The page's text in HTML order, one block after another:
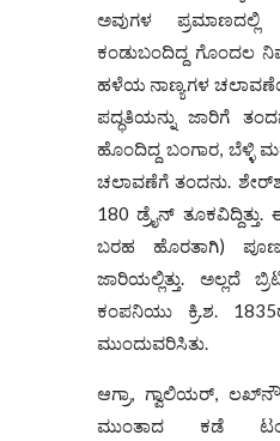
ಅವುಗಳ
ಕಂಡುಬಂದಿದ್ದ ಗೊಂದಲ
ಹಳೆಯ ನಾಣ್ಯಗಳ
ಪದ್ಧತಿಯನ್ನು ಜಾರಿಗೆ
ಹೊಂದಿದ್ದ ಬಂಗಾರ, ಬೆಳ್ಳಿ
ಚಲಾವಣೆಗೆ ತಂದನು.
180 ಡ್ರೈನ್
ಬರಹ ಹೊರತಾಗಿ)
ಜಾರಿಯಲ್ಲಿತ್ತು. ಅಲ್ಲದೆ
ಕಂಪನಿಯು ಕ್ರಿ.ಶ.
ಮುಂದುವರಿಸಿತು.
ಆಗ್ರಾ, ಗ್ವಾಲಿಯರ್,
ಮುಂತಾದ ಕಡೆ